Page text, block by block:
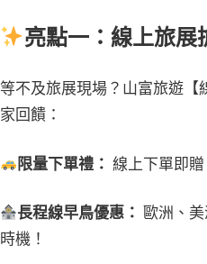
亮點一：線上旅展
等不及旅展現場？山富旅遊
家回饋：
限量下單禮： 線上下單即
長程線早鳥優惠： 歐洲、
時機！